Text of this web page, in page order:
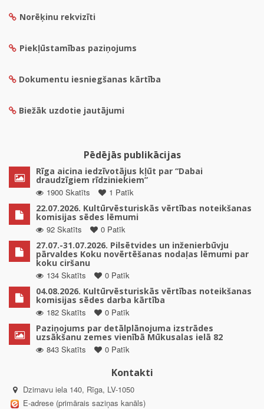
Norēķinu rekvizīti
Piekļūstamības paziņojums
Dokumentu iesniegšanas kārtība
Biežāk uzdotie jautājumi
Pēdējās publikācijas
Rīga aicina iedzīvotājus kļūt par “Dabai
draudzīgiem rīdziniekiem”
1900 Skatīts
1 Patīk
22.07.2026. Kultūrvēsturiskās vērtības noteikšanas
komisijas sēdes lēmumi
92 Skatīts
0 Patīk
27.07.-31.07.2026. Pilsētvides un inženierbūvju
pārvaldes Koku novērtēšanas nodaļas lēmumi par
koku ciršanu
134 Skatīts
0 Patīk
04.08.2026. Kultūrvēsturiskās vērtības noteikšanas
komisijas sēdes darba kārtība
182 Skatīts
0 Patīk
Paziņojums par detālplānojuma izstrādes
uzsākšanu zemes vienībā Mūkusalas ielā 82
843 Skatīts
0 Patīk
Kontakti
Dzirnavu iela 140, Rīga, LV-1050
E-adrese (primārais saziņas kanāls)